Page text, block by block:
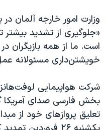
اعتراضات مردمی آبان ۹۸
اسرائیل در جنگ
نرگس محمدی برنده جایزه
همایش محافظه‌کاران
صفحه‌های ویژه
سفر پرزیدنت ترامپ به چین
وزارت امور خارجه آلمان
«جلوگیری از تشدید
است. ما از همه بازیگران
خویشتن‌داری مسئولانه
بخش فارسی صدای آمریکا
تعلیق پروازهای خود از